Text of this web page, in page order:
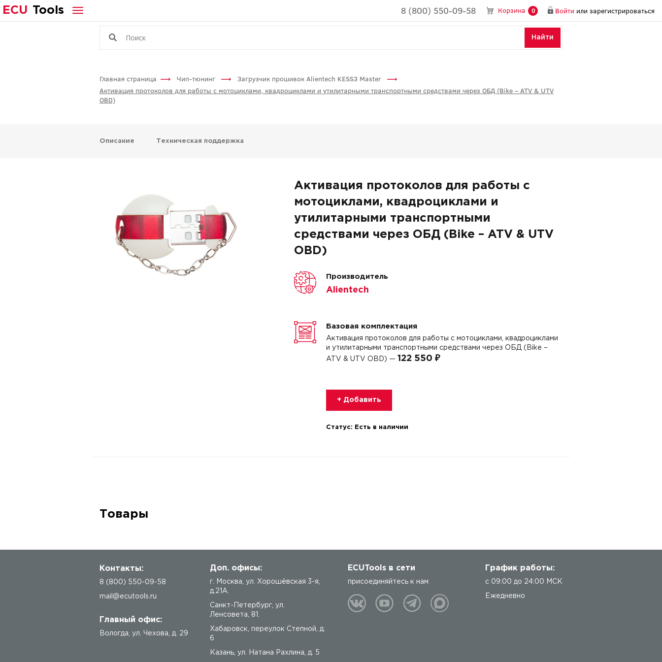
ECU Tools 8 (800) 550-09-58 Корзина 0 Войти или зарегистрироваться
Найти
Главная страница Чип-тюнинг
Загрузчик прошивок Alientech KESS3 Master
Активация протоколов для работы с мотоциклами, квадроциклами и утилитарными транспортными средствами через ОБД (Bike – ATV & UTV
OBD)
Описание Техническая поддержка
Активация протоколов для работы с
мотоциклами, квадроциклами и
утилитарными транспортными
средствами через ОБД (Bike – ATV & UTV
OBD)
Производитель
Alientech
Базовая комплектация
Активация протоколов для работы с мотоциклами, квадроциклами
и утилитарными транспортными средствами через ОБД (Bike –
ATV & UTV OBD) — 122 550 ₽
+ Добавить
Статус: Есть в наличии
Товары
Контакты:
8 (800) 550-09-58
mail@ecutools.ru
Главный офис:
Вологда ул. Чехова, д. 29
Доп. офисы:
г. Москва, ул. Хорошёвская 3-я,
д.21А.
Санкт-Петербург, ул.
Ленсовета, 81.
Хабаровск, переулок Степной, д.
6
Казань, ул. Натана Рахлина, д. 5
ECUTools в сети
присоединяйтесь к нам
График работы:
с 09:00 до 24:00 МСК
Ежедневно